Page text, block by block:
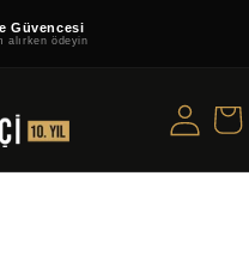
Güvencesi
ödeyin
Oturum
aç